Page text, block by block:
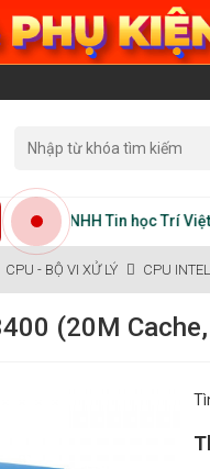
TNHH Tin học Trí Việt -
CPU - BỘ VI XỬ LÝ CPU INTEL
(20M